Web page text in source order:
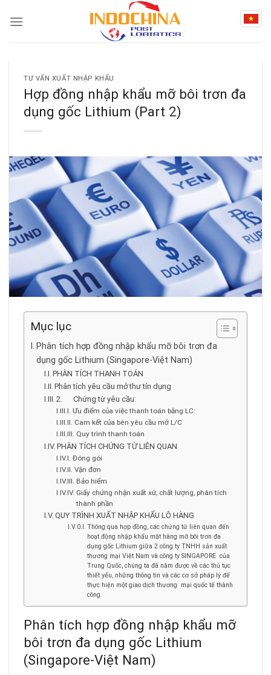
TƯ VẤN XUẤT NHẬP KHẨU
Hợp đồng nhập khẩu mỡ bôi trơn đa
dụng gốc Lithium (Part 2)
Mục lục
Phân tích hợp đồng nhập khẩu mỡ bôi trơn đa
dụng gốc Lithium (Singapore-Việt Nam)
PHÂN TÍCH THANH TOÁN
Phân tích yêu cầu mở thư tín dụng
2. Chứng từ yêu cầu:
Ưu điểm của việc thanh toán bằng LC:
Cam kết của bên yêu cầu mở L/C
Quy trình thanh toán
PHÂN TÍCH CHỨNG TỪ LIÊN QUAN
Đóng gói
Vận đơn
Bảo hiểm
Giấy chứng nhận xuất xứ, chất lượng, phân tích
thành phần
QUY TRÌNH XUẤT NHẬP KHẨU LÔ HÀNG
Thông qua hợp đồng, các chứng từ liên quan đến
hoạt động nhập khẩu mặt hàng mỡ bôi trơn đa
dụng gốc Lithium giữa 2 công ty TNHH sản xuất
thương mại Việt Nam và công ty SINGAPORE của
Trung Quốc, chúng ta đã năm được về các thủ tục
thiết yếu, những thông tin và các cơ sở pháp lý để
thực hiện một giao dịch thương mại quốc tế thành
công.
Phân tích hợp đồng nhập khẩu mỡ
bôi trơn đa dụng gốc Lithium
(Singapore-Việt Nam)